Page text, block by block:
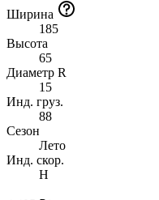
Ширина
185
Высота
65
Диаметр R
15
Инд. груз.
88
Сезон
Лето
Инд. скор.
H